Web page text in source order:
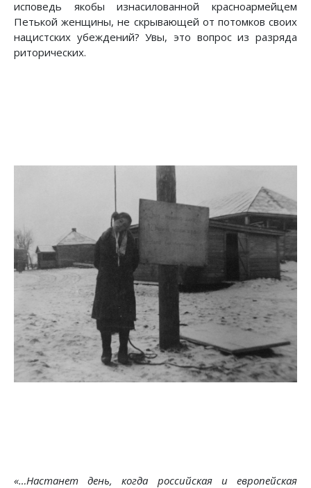
исповедь якобы изнасилованной красноармейцем
Петькой женщины, не скрывающей от потомков своих
нацистских убеждений? Увы, это вопрос из разряда
риторических.
«…Настанет день, когда российская и европейская